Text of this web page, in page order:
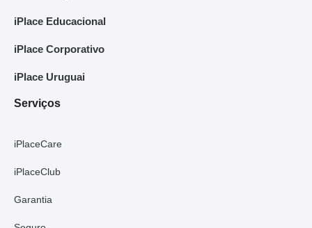
iPlace Educacional
iPlace Corporativo
iPlace Uruguai
Serviços
iPlaceCare
iPlaceClub
Garantia